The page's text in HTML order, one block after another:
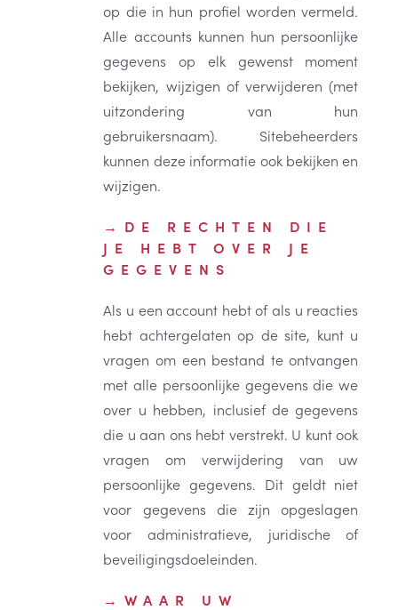
op die in hun profiel worden vermeld.
Alle accounts kunnen hun persoonlijke
gegevens op elk gewenst moment
bekijken, wijzigen of verwijderen (met
uitzondering van hun
gebruikersnaam). Sitebeheerders
kunnen deze informatie ook bekijken en
wijzigen.
DE RECHTEN DIE
JE HEBT OVER JE
GEGEVENS
Als u een account hebt of als u reacties
hebt achtergelaten op de site, kunt u
vragen om een bestand te ontvangen
met alle persoonlijke gegevens die we
over u hebben, inclusief de gegevens
die u aan ons hebt verstrekt. U kunt ook
vragen om verwijdering van uw
persoonlijke gegevens. Dit geldt niet
voor gegevens die zijn opgeslagen
voor administratieve, juridische of
beveiligingsdoeleinden.
WAAR UW